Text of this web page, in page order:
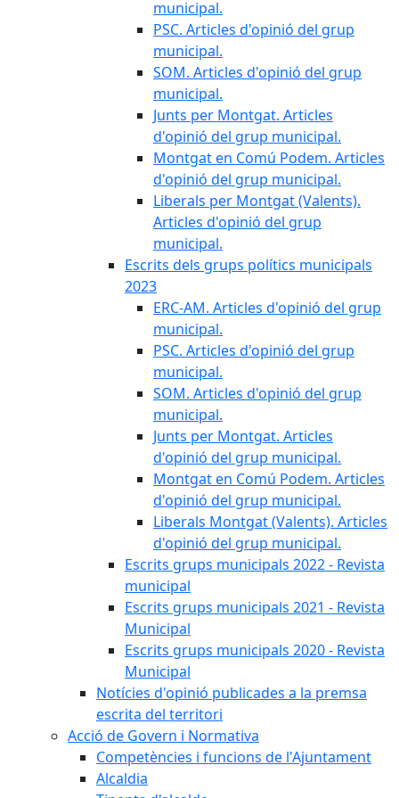
municipal.
PSC. Articles d'opinió del grup
municipal.
SOM. Articles d'opinió del grup
municipal.
Junts per Montgat. Articles
d'opinió del grup municipal.
Montgat en Comú Podem. Articles
d'opinió del grup municipal.
Liberals per Montgat (Valents).
Articles d'opinió del grup
municipal.
Escrits dels grups polítics municipals
2023
ERC-AM. Articles d'opinió del grup
municipal.
PSC. Articles d'opinió del grup
municipal.
SOM. Articles d'opinió del grup
municipal.
Junts per Montgat. Articles
d'opinió del grup municipal.
Montgat en Comú Podem. Articles
d'opinió del grup municipal.
Liberals Montgat (Valents). Articles
d'opinió del grup municipal.
Escrits grups municipals 2022 - Revista
municipal
Escrits grups municipals 2021 - Revista
Municipal
Escrits grups municipals 2020 - Revista
Municipal
Notícies d'opinió publicades a la premsa
escrita del territori
Acció de Govern i Normativa
Competències i funcions de l'Ajuntament
Alcaldia